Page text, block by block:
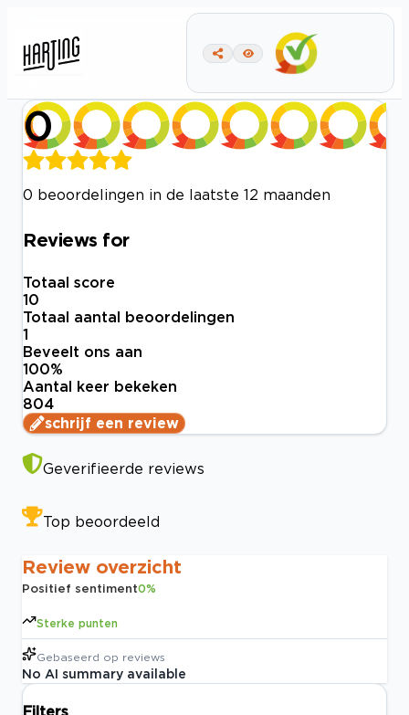
0
0 beoordelingen in de laatste 12 maanden
Reviews for
Totaal score
10
Totaal aantal beoordelingen
1
Beveelt ons aan
100%
Aantal keer bekeken
804
schrijf een review
Geverifieerde reviews
Top beoordeeld
Review overzicht
Positief sentiment0%
Sterke punten
Gebaseerd op reviews
No AI summary available